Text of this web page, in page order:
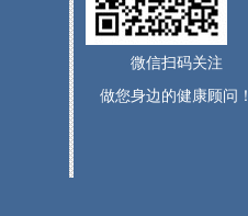
微信扫码关注
做您身边的健康顾问！